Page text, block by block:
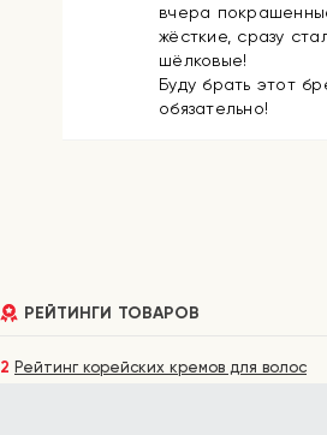
вчера
жёсткие, сразу
шёлковые!
Буду брать этот
обязательно!
РЕЙТИНГИ ТОВАРОВ
2 Рейтинг корейских кремов для волос